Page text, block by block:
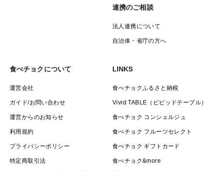
連携のご相談
法人連携について
自治体・省庁の方へ
食べチョクについて
運営会社
ガイド/お問い合わせ
運営からのお知らせ
利用規約
プライバシーポリシー
特定商取引法
LINKS
食べチョクふるさと納税
Vivid TABLE（ビビッドテーブル）
食べチョク コンシェルジュ
食べチョク フルーツセレクト
食べチョク ギフトカード
食べチョク&more